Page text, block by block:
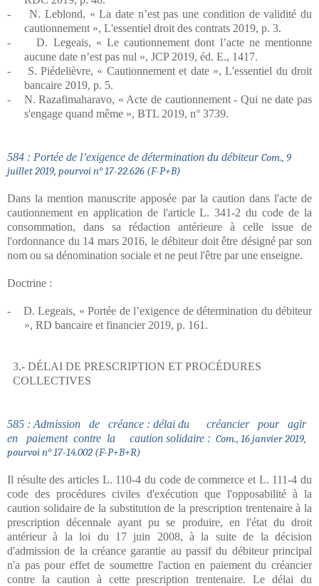
-
N. Leblond, « La date n’est pas une condition de validité du
cautionnement », L'essentiel droit des contrats 2019, p. 3.
-
D. Legeais, « Le cautionnement dont l’acte ne mentionne
aucune date n’est pas nul », JCP 2019, éd. E., 1417.
-
S. Piédelièvre, « Cautionnement et date », L'essentiel du droit
bancaire 2019, p. 5.
-
N. Razafimaharavo, « Acte de cautionnement - Qui ne date pas
s'engage quand même », BTL 2019, n° 3739.
584 : Portée de l’exigence de détermination du débiteurCom., 9
juillet 2019, pourvoi n° 17-22.626 (F-P+B)
Dans la mention manuscrite apposée par la caution dans l'acte de
cautionnement en application de l'article L. 341-2 du code de la
consommation, dans sa rédaction antérieure à celle issue de
l'ordonnance du 14 mars 2016, le débiteur doit être désigné par son
nom ou sa dénomination sociale et ne peut l'être par une enseigne.
Doctrine :
-
D. Legeais, « Portée de l’exigence de détermination du débiteur
», RD bancaire et financier 2019, p. 161.
3.- DÉLAI DE PRESCRIPTION ET PROCÉDURES
COLLECTIVES
585 : Admission de créance : délai du créancier pour agir
en paiement contre la caution solidaire : Com., 16 janvier 2019,
pourvoi n° 17-14.002 (F-P+B+R)
Il résulte des articles L. 110-4 du code de commerce et L. 111-4 du
code des procédures civiles d'exécution que l'opposabilité à la
caution solidaire de la substitution de la prescription trentenaire à la
prescription décennale ayant pu se produire, en l'état du droit
antérieur à la loi du 17 juin 2008, à la suite de la décision
d'admission de la créance garantie au passif du débiteur principal
n'a pas pour effet de soumettre l'action en paiement du créancier
contre la caution à cette prescription trentenaire. Le délai du